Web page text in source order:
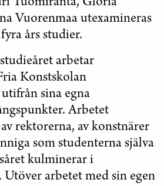
Tuomiranta, Gloria
Vuorenmaa utexamineras
års studier.
arbetar
Konstskolan
sina egna
Arbetet
rektorerna, av konstnärer
som studenterna själva
kulminerar i
arbetet med sin egen